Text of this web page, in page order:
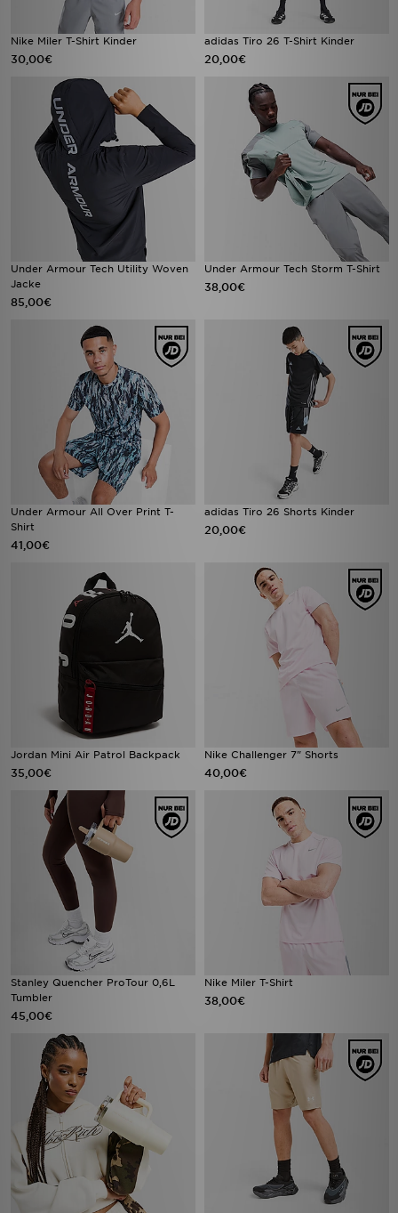
Nike Miler T-Shirt Kinder
30,00€
adidas Tiro 26 T-Shirt Kinder
20,00€
Under Armour Tech Utility Woven
Jacke
85,00€
Under Armour Tech Storm T-Shirt
38,00€
Under Armour All Over Print T-
Shirt
41,00€
adidas Tiro 26 Shorts Kinder
20,00€
Jordan Mini Air Patrol Backpack
35,00€
Nike Challenger 7" Shorts
40,00€
Stanley Quencher ProTour 0,6L
Tumbler
45,00€
Nike Miler T-Shirt
38,00€